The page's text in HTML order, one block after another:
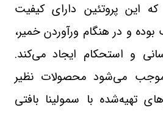
این پروتئین دارای کیفیت
و در هنگام ورآوردن خمیر،
و استحکام ایجاد می‌کند.
می‌شود محصولات نظیر
تهیه‌شده با سمولینا بافتی